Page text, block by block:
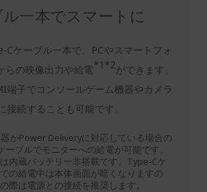
一本でスマートに
Cケーブル一本で、PCやスマートフォ
らの映像出力や給電*1*2ができます。
端子でコンソールゲーム機器やカメラ
接続することも可能です。
がPower Deliveryに対応している場合の
ーブルでモニターへの給電が可能です。
内蔵バッテリー非搭載です。Type-Cケ
の給電中は本体画面が暗くなりますの
際は電源との接続を推奨します。